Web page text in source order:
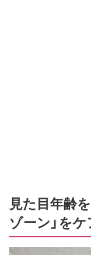
見た目年齢
ゾーン」を